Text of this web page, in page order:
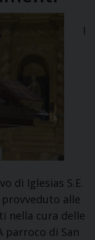
I
di Iglesias S.E.
provveduto alle
nella cura delle
parroco di San